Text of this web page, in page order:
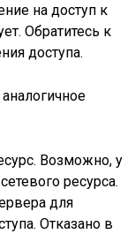
на доступ к
Обратитесь к
доступа.
Возможно, у
ресурса.
для
Отказано в